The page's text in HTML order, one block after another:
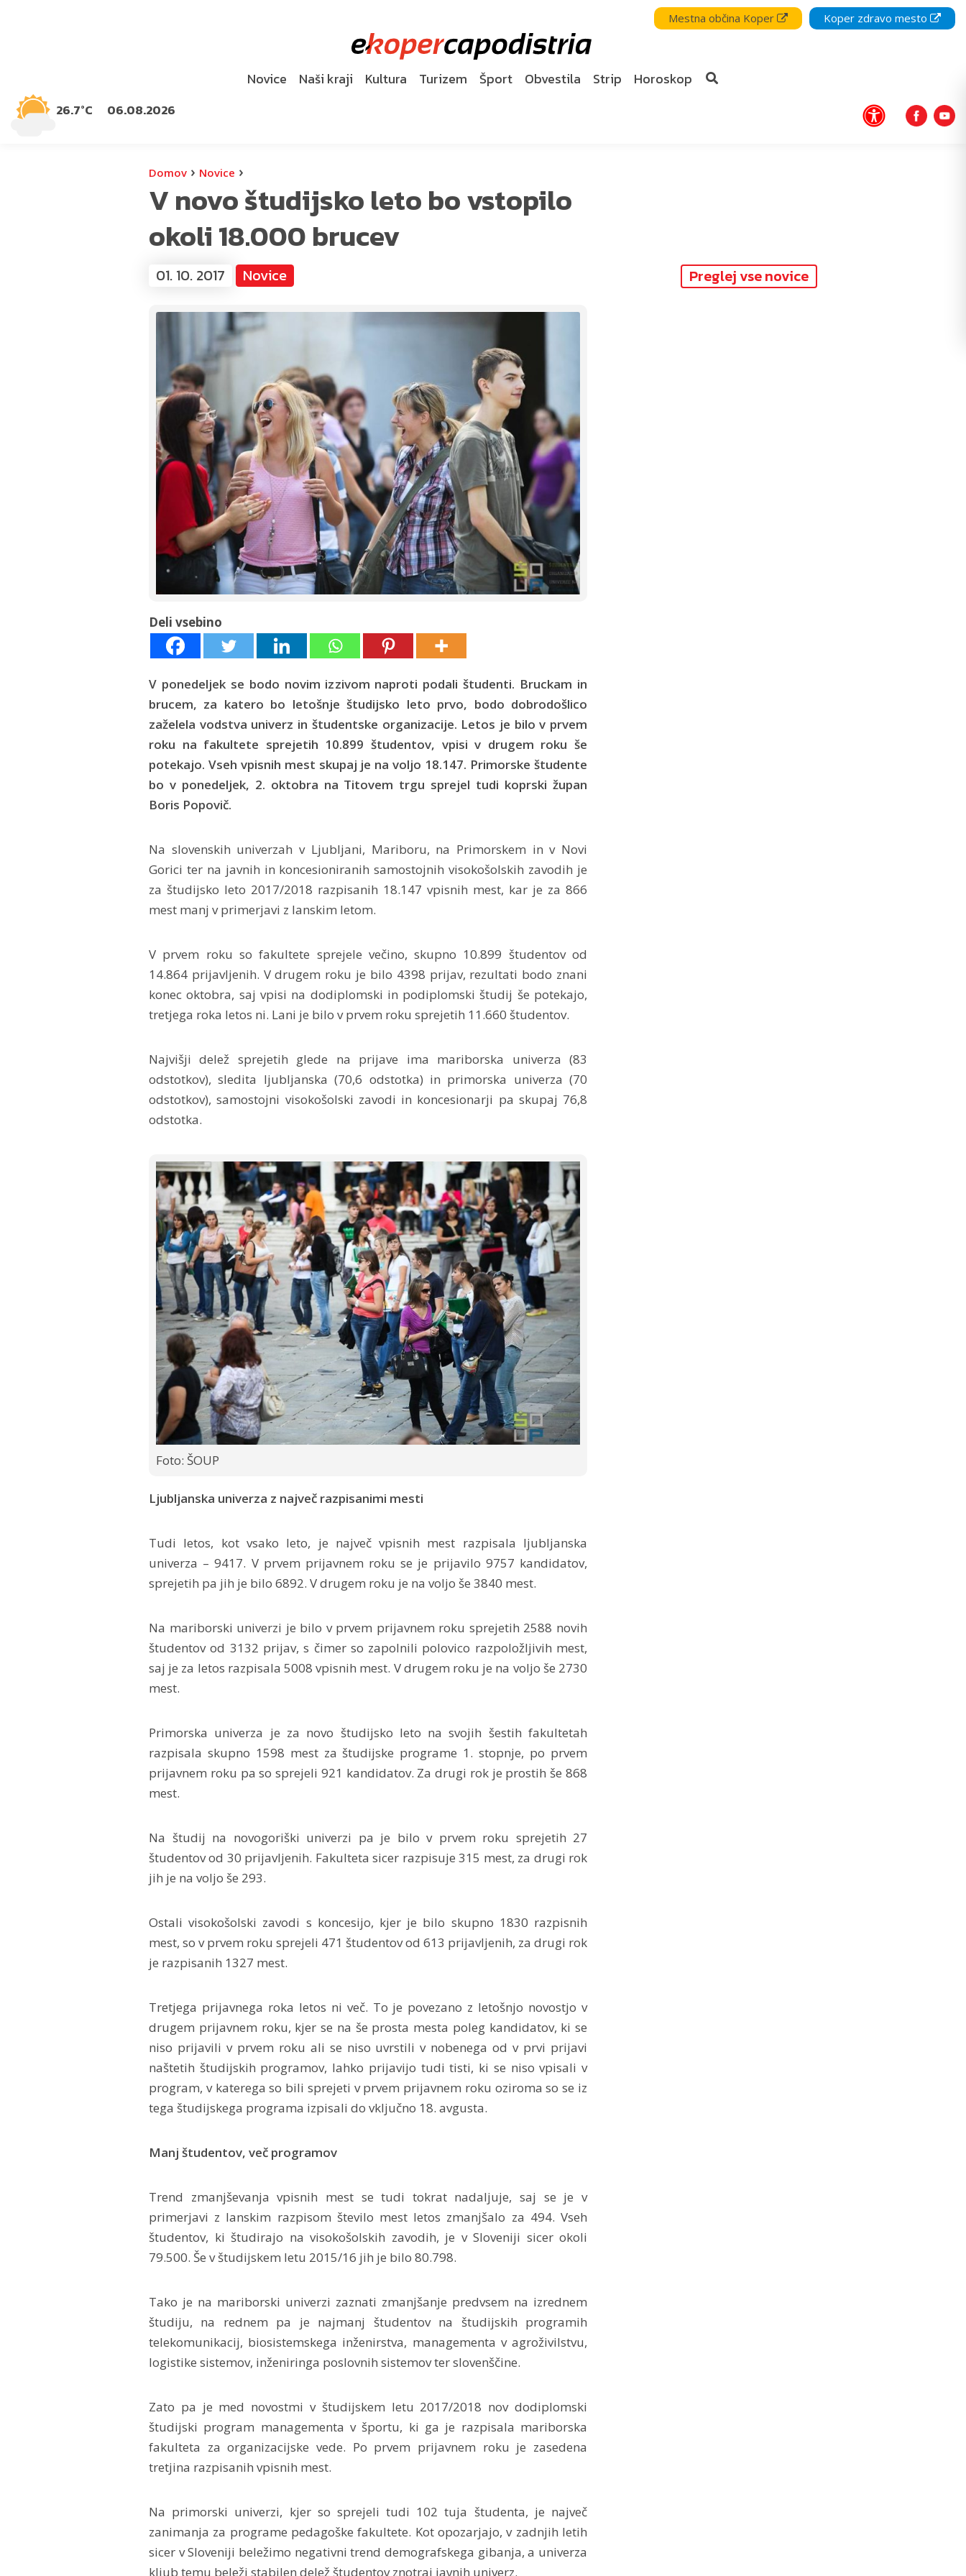
Mestna občina Koper Koper zdravo mesto
26.7°C 06.08.2026
Novice Naši kraji Kultura Turizem Šport Obvestila Strip Horoskop
Domov › Novice ›
V novo študijsko leto bo vstopilo
okoli 18.000 brucev
01. 10. 2017 Novice Preglej vse novice
Deli vsebino
V ponedeljek se bodo novim izzivom naproti podali študenti. Bruckam in
brucem, za katero bo letošnje študijsko leto prvo, bodo dobrodošlico
zaželela vodstva univerz in študentske organizacije. Letos je bilo v prvem
roku na fakultete sprejetih 10.899 študentov, vpisi v drugem roku še
potekajo. Vseh vpisnih mest skupaj je na voljo 18.147. Primorske študente
bo v ponedeljek, 2. oktobra na Titovem trgu sprejel tudi koprski župan
Boris Popovič.
Na slovenskih univerzah v Ljubljani, Mariboru, na Primorskem in v Novi
Gorici ter na javnih in koncesioniranih samostojnih visokošolskih zavodih je
za študijsko leto 2017/2018 razpisanih 18.147 vpisnih mest, kar je za 866
mest manj v primerjavi z lanskim letom.
V prvem roku so fakultete sprejele večino, skupno 10.899 študentov od
14.864 prijavljenih. V drugem roku je bilo 4398 prijav, rezultati bodo znani
konec oktobra, saj vpisi na dodiplomski in podiplomski študij še potekajo,
tretjega roka letos ni. Lani je bilo v prvem roku sprejetih 11.660 študentov.
Najvišji delež sprejetih glede na prijave ima mariborska univerza (83
odstotkov), sledita ljubljanska (70,6 odstotka) in primorska univerza (70
odstotkov), samostojni visokošolski zavodi in koncesionarji pa skupaj 76,8
odstotka.
Foto: ŠOUP
Ljubljanska univerza z največ razpisanimi mesti
Tudi letos, kot vsako leto, je največ vpisnih mest razpisala ljubljanska
univerza – 9417. V prvem prijavnem roku se je prijavilo 9757 kandidatov,
sprejetih pa jih je bilo 6892. V drugem roku je na voljo še 3840 mest.
Na mariborski univerzi je bilo v prvem prijavnem roku sprejetih 2588 novih
študentov od 3132 prijav, s čimer so zapolnili polovico razpoložljivih mest,
saj je za letos razpisala 5008 vpisnih mest. V drugem roku je na voljo še 2730
mest.
Primorska univerza je za novo študijsko leto na svojih šestih fakultetah
razpisala skupno 1598 mest za študijske programe 1. stopnje, po prvem
prijavnem roku pa so sprejeli 921 kandidatov. Za drugi rok je prostih še 868
mest.
Na študij na novogoriški univerzi pa je bilo v prvem roku sprejetih 27
študentov od 30 prijavljenih. Fakulteta sicer razpisuje 315 mest, za drugi rok
jih je na voljo še 293.
Ostali visokošolski zavodi s koncesijo, kjer je bilo skupno 1830 razpisnih
mest, so v prvem roku sprejeli 471 študentov od 613 prijavljenih, za drugi rok
je razpisanih 1327 mest.
Tretjega prijavnega roka letos ni več. To je povezano z letošnjo novostjo v
drugem prijavnem roku, kjer se na še prosta mesta poleg kandidatov, ki se
niso prijavili v prvem roku ali se niso uvrstili v nobenega od v prvi prijavi
naštetih študijskih programov, lahko prijavijo tudi tisti, ki se niso vpisali v
program, v katerega so bili sprejeti v prvem prijavnem roku oziroma so se iz
tega študijskega programa izpisali do vključno 18. avgusta.
Manj študentov, več programov
Trend zmanjševanja vpisnih mest se tudi tokrat nadaljuje, saj se je v
primerjavi z lanskim razpisom število mest letos zmanjšalo za 494. Vseh
študentov, ki študirajo na visokošolskih zavodih, je v Sloveniji sicer okoli
79.500. Še v študijskem letu 2015/16 jih je bilo 80.798.
Tako je na mariborski univerzi zaznati zmanjšanje predvsem na izrednem
študiju, na rednem pa je najmanj študentov na študijskih programih
telekomunikacij, biosistemskega inženirstva, managementa v agroživilstvu,
logistike sistemov, inženiringa poslovnih sistemov ter slovenščine.
Zato pa je med novostmi v študijskem letu 2017/2018 nov dodiplomski
študijski program managementa v športu, ki ga je razpisala mariborska
fakulteta za organizacijske vede. Po prvem prijavnem roku je zasedena
tretjina razpisanih vpisnih mest.
Na primorski univerzi, kjer so sprejeli tudi 102 tuja študenta, je največ
zanimanja za programe pedagoške fakultete. Kot opozarjajo, v zadnjih letih
sicer v Sloveniji beležimo negativni trend demografskega gibanja, a univerza
kljub temu beleži stabilen delež študentov znotraj javnih univerz.